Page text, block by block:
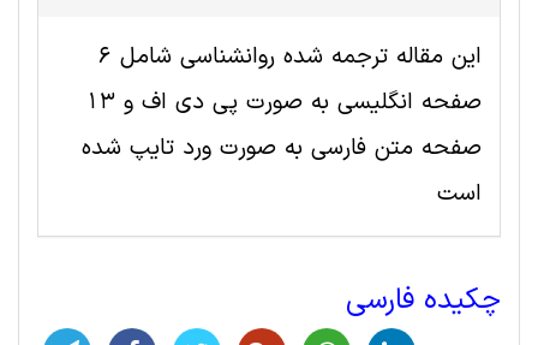
این مقاله ترجمه شده روانشناسی شامل 6
صفحه انگلیسی به صورت پی دی اف و 13
صفحه متن فارسی به صورت ورد تایپ شده
است
چکیده فارسی